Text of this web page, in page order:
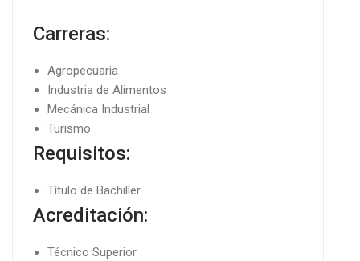
Carreras:
Agropecuaria
Industria de Alimentos
Mecánica Industrial
Turismo
Requisitos:
Título de Bachiller
Acreditación:
Técnico Superior